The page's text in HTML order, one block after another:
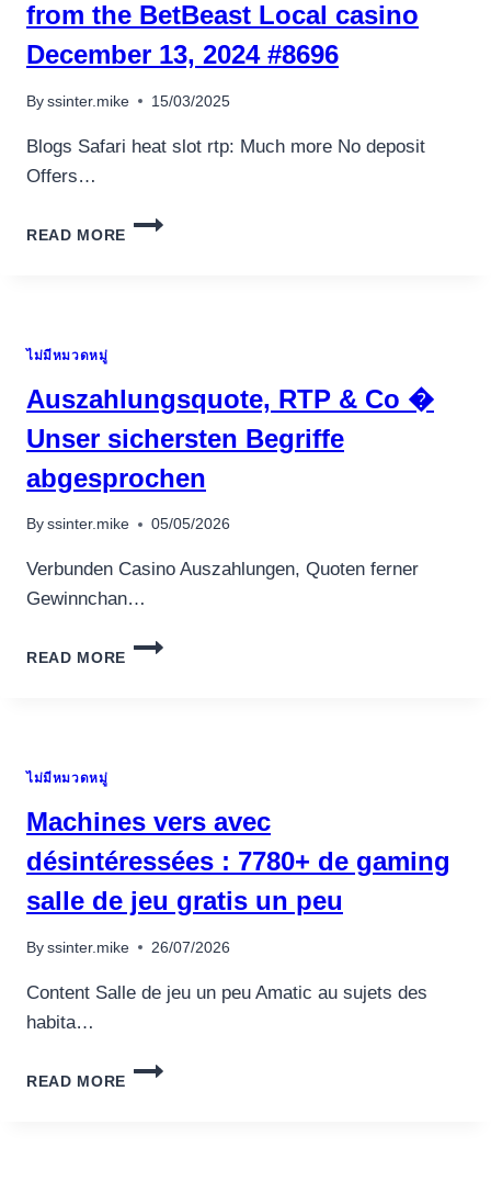
from the BetBeast Local casino
December 13, 2024 #8696
By ssinter.mike 15/03/2025
Blogs Safari heat slot rtp: Much more No deposit
Offers…
READ MORE
FIFTY
RTP
FOR
THE
ODIN’S
TREE
FROM
BETBEAST
ไม่มีหมวดหมู่
Auszahlungsquote, RTP & Co �
Unser sichersten Begriffe
abgesprochen
By ssinter.mike 05/05/2026
Verbunden Casino Auszahlungen, Quoten ferner
Gewinnchan…
READ MORE
AUSZAHLUNGSQUOTE,
ABGESPROCHEN
ไม่มีหมวดหมู่
Machines vers avec
désintéressées : 7780+ de gaming
salle de jeu gratis un peu
By ssinter.mike 26/07/2026
Content Salle de jeu un peu Amatic au sujets des
habita…
READ MORE
MACHINES